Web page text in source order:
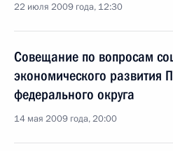
22 июля 2009 года, 12:30
Совещание по вопросам
экономического развития
федерального округа
14 мая 2009 года, 20:00